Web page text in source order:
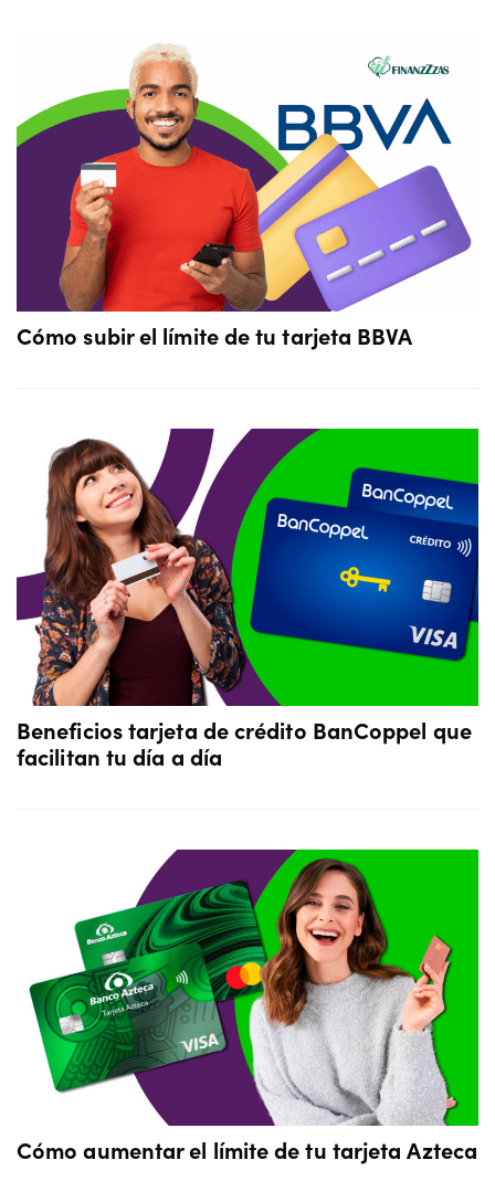
Cómo subir el límite de tu tarjeta BBVA
Beneficios tarjeta de crédito BanCoppel que
facilitan tu día a día
Cómo aumentar el límite de tu tarjeta Azteca